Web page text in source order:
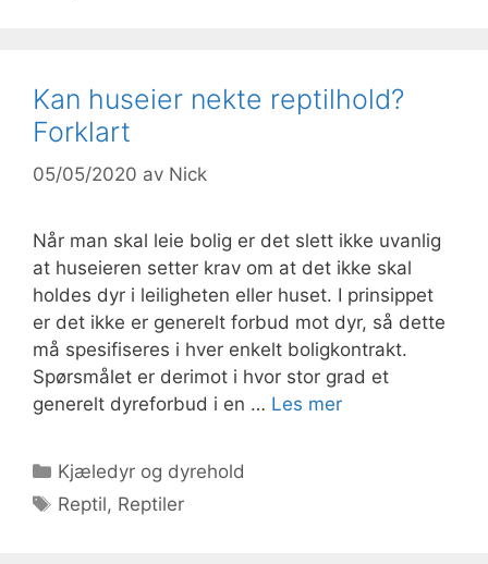
Kan huseier nekte reptilhold?
Forklart
05/05/2020 av Nick
Når man skal leie bolig er det slett ikke uvanlig
at huseieren setter krav om at det ikke skal
holdes dyr i leiligheten eller huset. I prinsippet
er det ikke er generelt forbud mot dyr, så dette
må spesifiseres i hver enkelt boligkontrakt.
Spørsmålet er derimot i hvor stor grad et
generelt dyreforbud i en … Les mer
Kategorier
Kjæledyr og dyrehold
Stikkord
Reptil, Reptiler